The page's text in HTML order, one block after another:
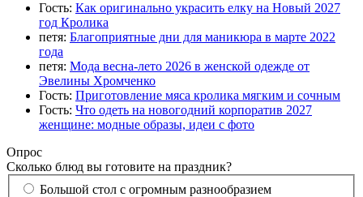
Гость: Как оригинально украсить елку на Новый 2027
год Кролика
петя: Благоприятные дни для маникюра в марте 2022
года
петя: Мода весна-лето 2026 в женской одежде от
Эвелины Хромченко
Гость: Приготовление мяса кролика мягким и сочным
Гость: Что одеть на новогодний корпоратив 2027
женщине: модные образы, идеи с фото
Опрос
Сколько блюд вы готовите на праздник?
Большой стол с огромным разнообразием